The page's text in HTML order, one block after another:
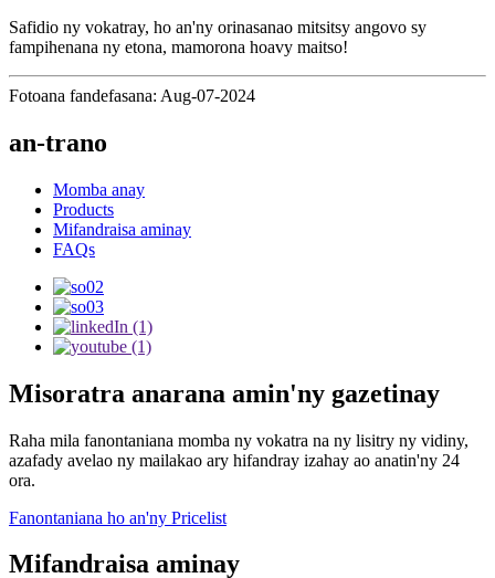
Safidio ny vokatray, ho an'ny orinasanao mitsitsy angovo sy
fampihenana ny etona, mamorona hoavy maitso!
Fotoana fandefasana: Aug-07-2024
an-trano
Momba anay
Products
Mifandraisa aminay
FAQs
Misoratra anarana amin'ny gazetinay
Raha mila fanontaniana momba ny vokatra na ny lisitry ny vidiny,
azafady avelao ny mailakao ary hifandray izahay ao anatin'ny 24
ora.
Fanontaniana ho an'ny Pricelist
Mifandraisa aminay